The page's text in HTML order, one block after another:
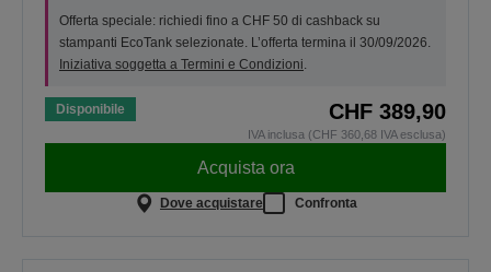
Offerta speciale: richiedi fino a CHF 50 di cashback su
stampanti EcoTank selezionate. L’offerta termina il 30/09/2026.
Iniziativa soggetta a Termini e Condizioni.
Disponibile CHF 389,90
IVA inclusa (CHF 360,68 IVA esclusa)
Acquista ora
Dove acquistare Confronta